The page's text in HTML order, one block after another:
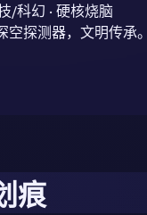
/科幻 · 硬核烧脑
空探测器，文明传承。
痕